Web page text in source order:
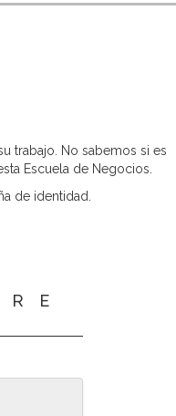
trabajo. No sabemos si es
Escuela de Negocios.
de identidad.